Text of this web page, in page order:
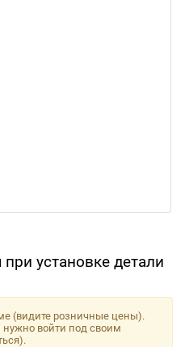
установке детали
(видите розничные цены).
войти под своим